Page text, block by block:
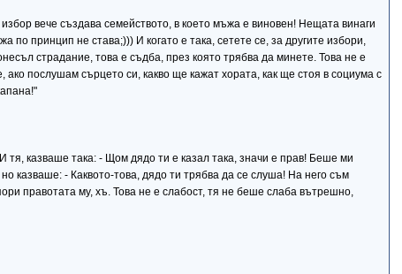
вече създава семейството, в което мъжа е виновен! Нещата винаги
принцип не става;))) И когато е така, сетете се, за другите избори,
страдание, това е съдба, през която трябва да минете. Това не е
послушам сърцето си, какво ще кажат хората, как ще стоя в социума с
казваше така: - Щом дядо ти е казал така, значи е прав! Беше ми
казваше: - Каквото-това, дядо ти трябва да се слуша! На него съм
правотата му, хъ. Това не е слабост, тя не беше слаба вътрешно,